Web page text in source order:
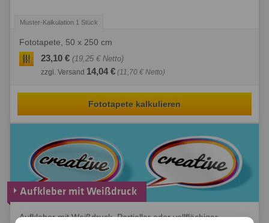
Fototapete, 50 x 250 cm
23,10 € (19,25 € Netto)
zzgl. Versand 14,04 € (11,70 € Netto)
Fototapete kalkulieren
Aufkleber mit Weißdruck
Aufkleber mit Weißdruck. Partieller oder vollflächiger